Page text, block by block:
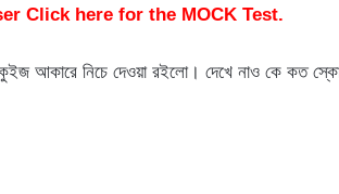
Click here for the MOCK Test.
কুইজ আকারে নিচে দেওয়া রইলো। দেখে নাও কে কত